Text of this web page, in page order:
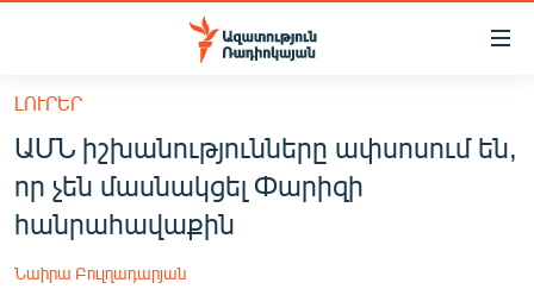
Մատչելիության
հիմնական
բովանդակությանը
հիմնական
մենյուին
ՀԱՅԱՍՏԱՆ
ՔԱՂԱՔԱԿԱՆ
ԼՈՒՐԵՐ
ԱՄՆ իշխանությունները ափսոսում են,
որ չեն մասնակցել Փարիզի
հանրահավաքին
Նաիրա Բուլղադարյան